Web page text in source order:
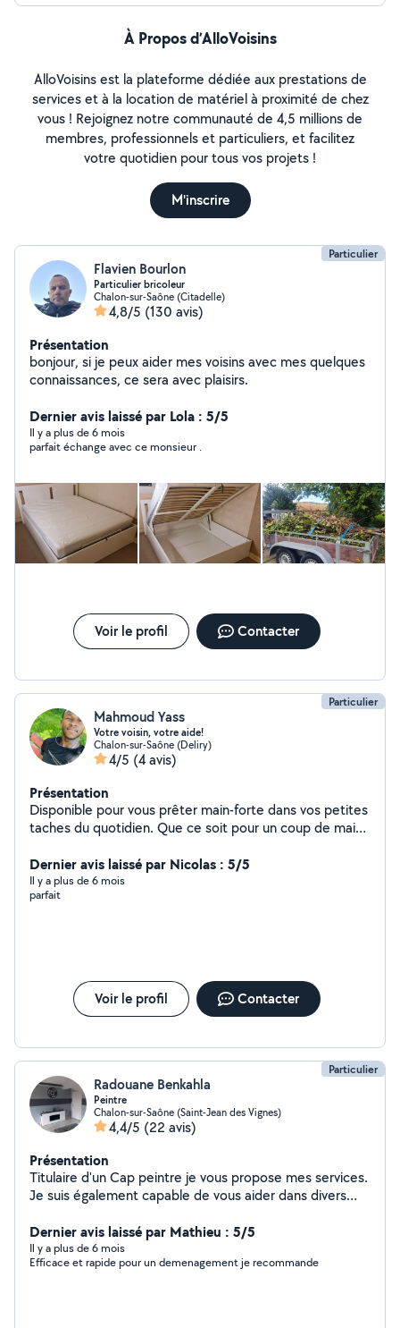
À Propos d’AlloVoisins
AlloVoisins est la plateforme dédiée aux prestations de
services et à la location de matériel à proximité de chez
vous ! Rejoignez notre communauté de 4,5 millions de
membres, professionnels et particuliers, et facilitez
votre quotidien pour tous vos projets !
M'inscrire
Particulier
Flavien Bourlon
Particulier bricoleur
Chalon-sur-Saône (Citadelle)
4,8/5 (130 avis)
Présentation
bonjour, si je peux aider mes voisins avec mes quelques
connaissances, ce sera avec plaisirs.
Dernier avis laissé par Lola : 5/5
Il y a plus de 6 mois
parfait échange avec ce monsieur .
Voir le profil Contacter
Particulier
Mahmoud Yass
Votre voisin, votre aide!
Chalon-sur-Saône (Deliry)
4/5 (4 avis)
Présentation
Disponible pour vous prêter main-forte dans vos petites
taches du quotidien. Que ce soit pour un coup de main
N'hésitez pas à me solliciter !
Dernier avis laissé par Nicolas : 5/5
Il y a plus de 6 mois
parfait
Voir le profil Contacter
Particulier
Radouane Benkahla
Peintre
Chalon-sur-Saône (Saint-Jean des Vignes)
4,4/5 (22 avis)
Présentation
Titulaire d'un Cap peintre je vous propose mes services.
Je suis également capable de vous aider dans divers
pas à me joindre pour plus d'informations! À bientôt!
Dernier avis laissé par Mathieu : 5/5
Il y a plus de 6 mois
Efficace et rapide pour un demenagement je recommande